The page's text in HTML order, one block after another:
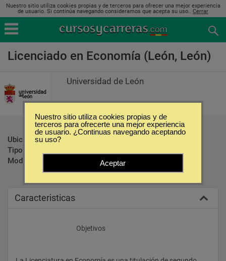
Nuestro sitio utiliza cookies propias y de terceros para ofrecer una mejor experiencia
de usuario. Si continúa navegando consideramos que acepta su uso.. Cerrar
Licenciado en Economía (León, León)
Universidad de León
Ubicación:
Tipo:
Modalidad:
Presencial
Caracteristicas
					Objetivos
Nuestro sitio utiliza cookies propias y de
terceros para ofrecerte una mejor experiencia
de usuario. ¿Continuas navegando aceptando
su uso?
Aceptar